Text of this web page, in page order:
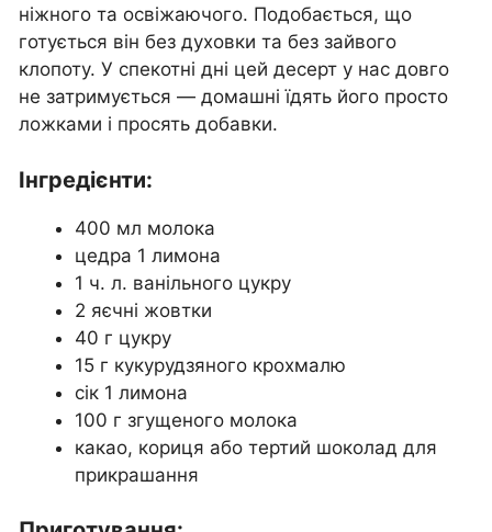
ніжного та освіжаючого. Подобається, що
готується він без духовки та без зайвого
клопоту. У спекотні дні цей десерт у нас довго
не затримується — домашні їдять його просто
ложками і просять добавки.
Інгредієнти:
400 мл молока
цедра 1 лимона
1 ч. л. ванільного цукру
2 яєчні жовтки
40 г цукру
15 г кукурудзяного крохмалю
сік 1 лимона
100 г згущеного молока
какао, кориця або тертий шоколад для
прикрашання